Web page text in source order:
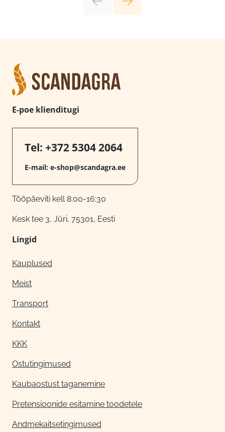
E-poe klienditugi
Tel: +372 5304 2064
E-mail: e-shop@scandagra.ee
Tööpäeviti kell 8:00-16:30
Kesk tee 3, Jüri, 75301, Eesti
Lingid
Kauplused
Meist
Transport
Kontakt
KKK
Ostutingimused
Kaubaostust taganemine
Pretensioonide esitamine toodetele
Andmekaitsetingimused